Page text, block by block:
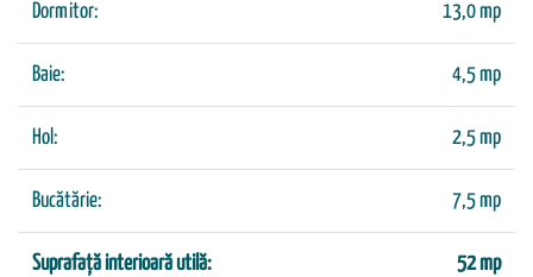
Dormitor: 13,0 mp
Baie: 4,5 mp
Hol: 2,5 mp
Bucătărie: 7,5 mp
Suprafață interioară utilă: 52 mp